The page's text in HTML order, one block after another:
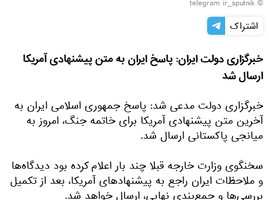
© telegram ir_sputnik
اشتراک
خبرگزاری دولت ایران: پاسخ ایران به متن پیشنهادی آمریکا
ارسال شد
خبرگزاری دولت مدعی شد: پاسخ جمهوری اسلامی ایران به
آخرین متن پیشنهادی آمریکا برای خاتمه جنگ، امروز به
میانجی پاکستانی ارسال شد.
سخنگوی وزارت خارجه قبلا چند بار اعلام کرده بود دیدگاه‌ها
و ملاحظات ایران راجع به پیشنهادهای آمریکا، بعد از تکمیل